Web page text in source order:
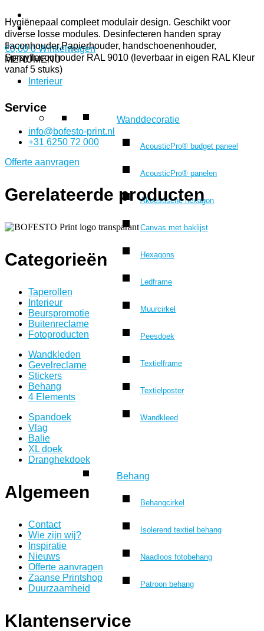
€0,00 0 Winkelwagen
MENUMENU
Interieur
Wanddecoratie
AcousticPro® budget paneel
AcousticPro® panelen
Akoestische hexagon
Canvas met baklijst
Hexagons
Ledframe
Muurcirkel
Peesdoek
Textielframe
Textielposter
Wandkleed
Behang
Behangcirkel
Isolerend textiel behang
Naadloos fotobehang
Patroon behang
Hygiënepaal compleet modulair design. Geschikt voor
diverse losse modules. Desinfecteren handen spray
flaconhouder,Papierhouder, handschoenenhouder,
Sprayflaconhouder RAL 9010 (leverbaar in eigen RAL Kleur
vanaf 5 stuks)
Service
info@bofesto-print.nl
+31 6250 72 000
Offerte aanvragen
Gerelateerde producten
Categorieën
Taperollen
Interieur
Beurspromotie
Buitenreclame
Fotoproducten
Wandkleden
Gevelreclame
Stickers
Behang
4 Elements
Spandoek
Vlag
Balie
XL doek
Dranghekdoek
Algemeen
Contact
Wie zijn wij?
Inspiratie
Nieuws
Offerte aanvragen
Zaanse Printshop
Duurzaamheid
Klantenservice